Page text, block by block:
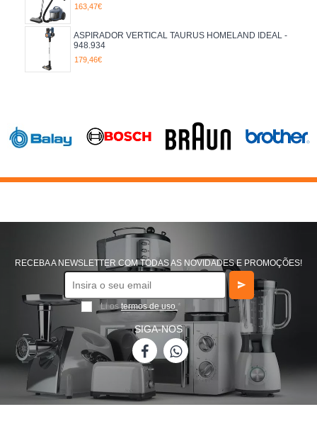
1380
1500
220
400
500
750
800
163,47€
ASPIRADOR VERTICAL TAURUS HOMELAND IDEAL -
948.934
179,46€
RECEBA A NEWSLETTER COM TODAS AS NOVIDADES E PROMOÇÕES!
Li ostermos de uso *
SIGA-NOS